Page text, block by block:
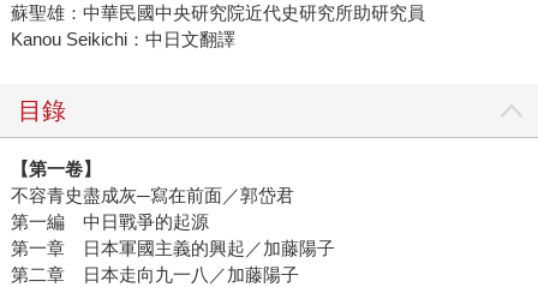
蘇聖雄：中華民國中央研究院近代史研究所助研究員
Kanou Seikichi：中日文翻譯
目錄
【第一卷】
不容青史盡成灰─寫在前面／郭岱君
第一編 中日戰爭的起源
第一章 日本軍國主義的興起／加藤陽子
第二章 日本走向九一八／加藤陽子